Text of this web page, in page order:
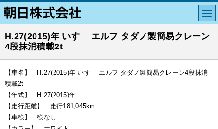
H.27(2015)年 いすゞ エルフ タダノ製簡易クレーン
4段抹消積載2t
【車名】 H.27(2015)年 いすゞ エルフ タダノ製簡易クレーン4段抹消
積載2t
【年式】 H.27(2015)年
【走行距離】 走行181,045km
【車検】 検なし